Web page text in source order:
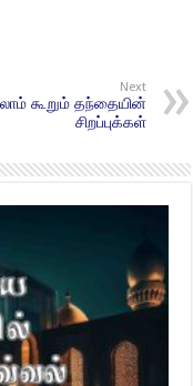
Next
கூறும் தந்தையின்
சிறப்புக்கள்